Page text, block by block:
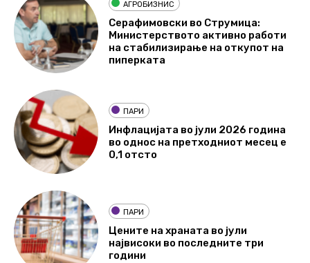
АГРОБИЗНИС
Серафимовски во Струмица:
Министерството активно работи
на стабилизирање на откупот на
пиперката
ПАРИ
Инфлацијата во јули 2026 година
во однос на претходниот месец е
0,1 отсто
ПАРИ
Цените на храната во јули
највисоки во последните три
години